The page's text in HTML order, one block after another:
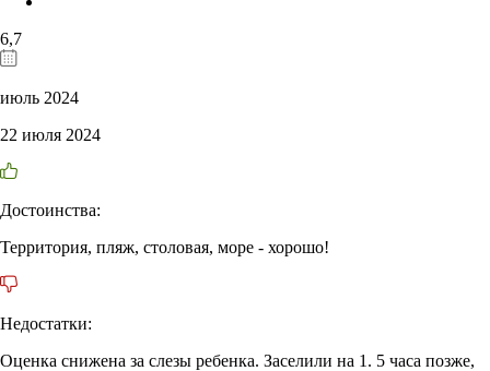
6,7
июль 2024
22 июля 2024
Достоинства:
Территория, пляж, столовая, море - хорошо!
Недостатки:
Оценка снижена за слезы ребенка. Заселили на 1. 5 часа позже,